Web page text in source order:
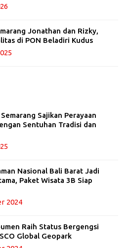
Jonathan dan Rizky,
di PON Beladiri Kudus
Sajikan Perayaan
Sentuhan Tradisi dan
Nasional Bali Barat Jadi
Paket Wisata 3B Siap
2024
Raih Status Bergengsi
Global Geopark